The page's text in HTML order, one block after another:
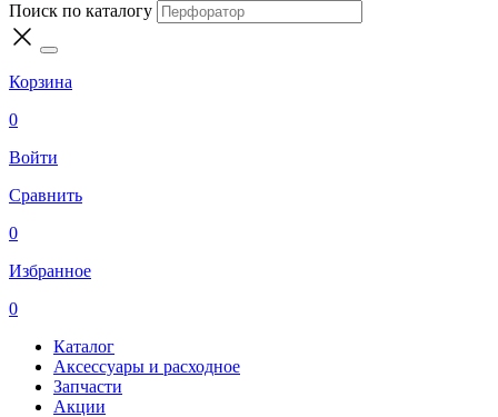
Поиск по каталогу
Корзина
0
Войти
Сравнить
0
Избранное
0
Каталог
Аксессуары и расходное
Запчасти
Акции